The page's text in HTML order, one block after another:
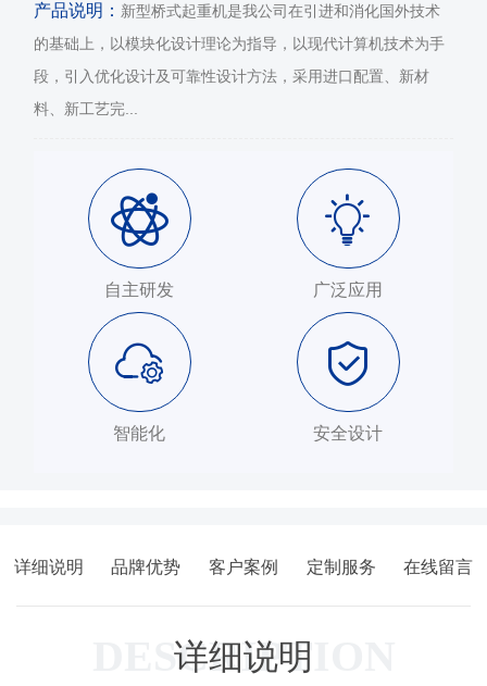
产品说明： 新型桥式起重机是我公司在引进和消化国外技术
的基础上，以模块化设计理论为指导，以现代计算机技术为手
段，引入优化设计及可靠性设计方法，采用进口配置、新材
料、新工艺完...
自主研发 广泛应用
智能化 安全设计
详细说明 品牌优势 客户案例 定制服务 在线留言
DESCRIPTION
详细说明